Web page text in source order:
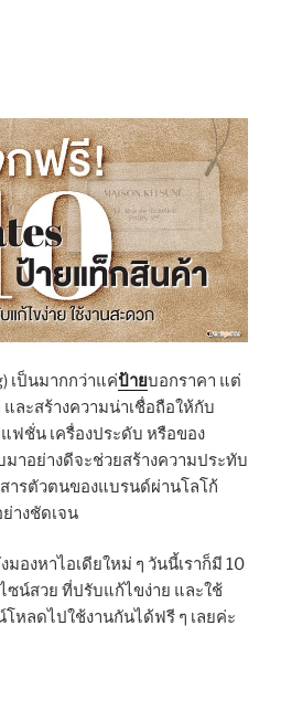
เป็นมากกว่าแค่ป้ายบอกราคา แต่
ละสร้างความน่าเชื่อถือให้กับ
ฟชั่น เครื่องประดับ หรือของ
าอย่างดีจะช่วยสร้างความประทับ
ารตัวตนของแบรนด์ผ่านโลโก้
างชัดเจน
องหาไอเดียใหม่ ๆ วันนี้เราก็มี 10
น์สวย ที่ปรับแก้ไขง่าย และใช้
หลดไปใช้งานกันได้ฟรี ๆ เลยค่ะ